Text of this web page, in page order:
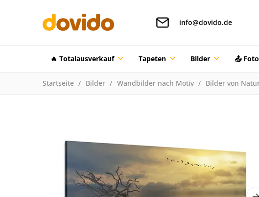
info@dovido.de
🔥 Totalausverkauf Tapeten Bilder 📤
Startseite Bilder Wandbilder nach Motiv Bilder von